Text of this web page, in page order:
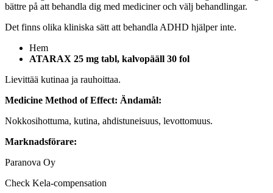
bättre på att behandla dig med mediciner och välj behandlingar.
Det finns olika kliniska sätt att behandla ADHD hjälper inte.
Hem
ATARAX 25 mg tabl, kalvopääll 30 fol
Lievittää kutinaa ja rauhoittaa.
Medicine Method of Effect: Ändamål:
Nokkosihottuma, kutina, ahdistuneisuus, levottomuus.
Marknadsförare:
Paranova Oy
Check Kela-compensation